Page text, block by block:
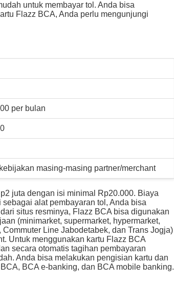
untuk membayar tol. Anda bisa
Flazz BCA, Anda perlu mengunjungi
per bulan
masing-masing partner/merchant
juta dengan isi minimal Rp20.000. Biaya
alat pembayaran tol, Anda bisa
situs resminya, Flazz BCA bisa digunakan
(minimarket, supermarket, hypermarket,
Line Jabodetabek, dan Trans Jogja)
Untuk menggunakan kartu Flazz BCA
secara otomatis tagihan pembayaran
Anda bisa melakukan pengisian kartu dan
BCA e-banking, dan BCA mobile banking.